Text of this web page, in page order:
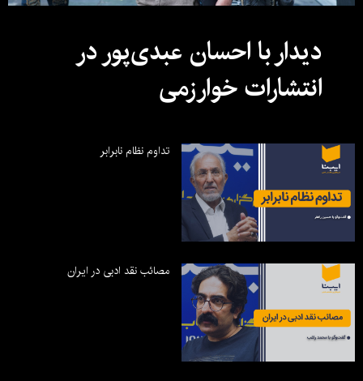
دیدار با احسان عبدی‌پور در
انتشارات خوارزمی
تداوم نظام نابرابر
مصائب نقد ادبی در ایران